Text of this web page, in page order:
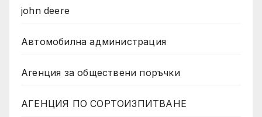
john deere
Автомобилна администрация
Агенция за обществени поръчки
АГЕНЦИЯ ПО СОРТОИЗПИТВАНЕ